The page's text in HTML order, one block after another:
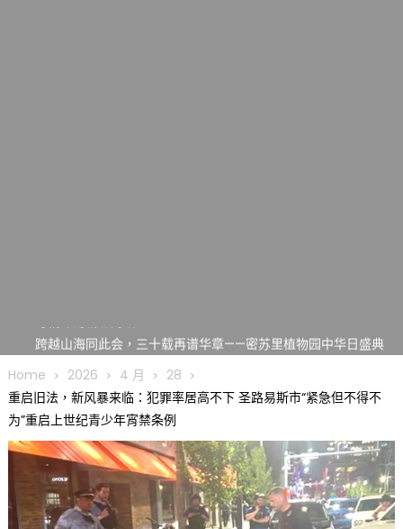
跨越山海同此会，三十载再谱华章——密苏里植物园中华日盛典
圆满举行
圣路易龙舟俱乐部5月16日龙舟体验日 邀请各界亲身体验划行乐
趣 + 水上竞速魅力
三十二载跨越时空的相逢
执掌密苏里植物园近四十年 致力推动全球植物多样性研究与中美
合作 Peter Raven 博士逝世 享年89岁
一晃三十年，初夏又相逢。中华日，等你来赴约 —— 密苏里植物
园“中华日三十周年特别报道（五）
Home 2026 4 月
28
重启旧法，新风暴来临：犯罪率居高不下 圣路易斯市“紧急但不得不
为”重启上世纪青少年宵禁条例